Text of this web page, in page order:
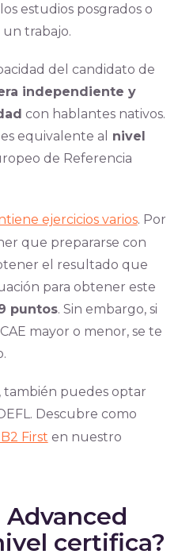
estudios posgrados o
trabajo.
del candidato de
independiente y
con hablantes nativos.
equivalente al
nivel
de Referencia
ejercicios varios. Por
que prepararse con
el resultado que
para obtener este
puntos. Sin embargo, si
mayor o menor, se te
también puedes optar
Descubre como
First en nuestro
Advanced
certifica?